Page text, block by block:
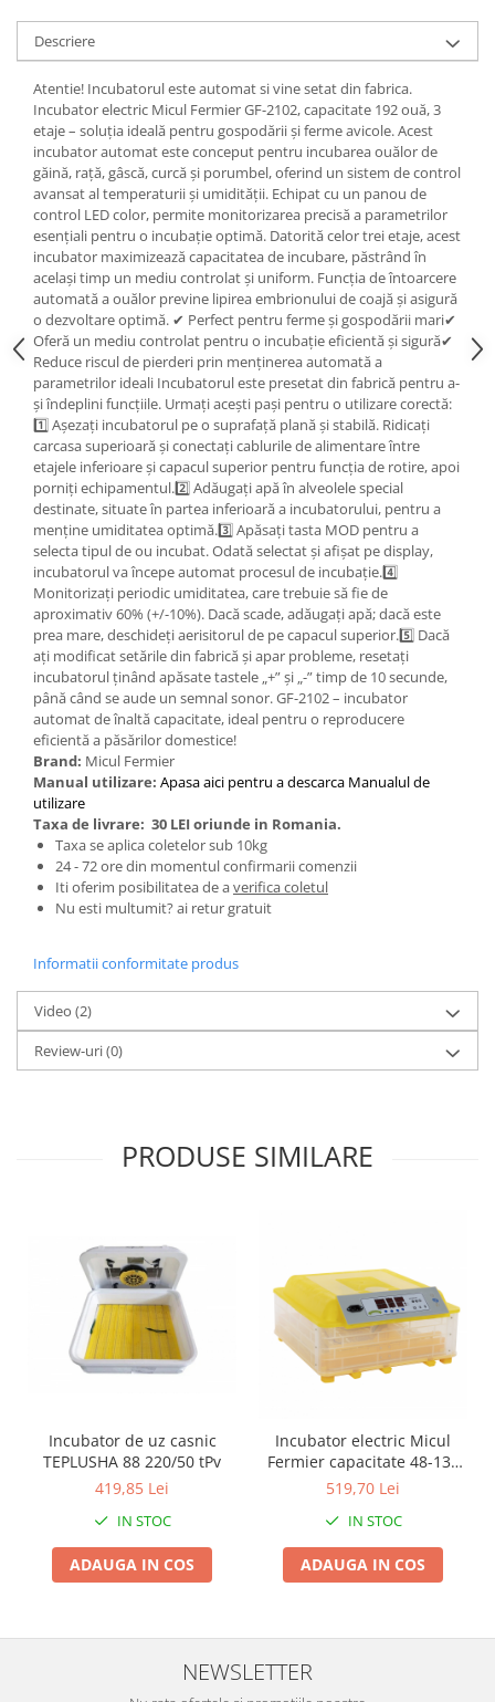
Zootehnie
Incubatoare, oparitoare si
deplumatoare
Echipamente pentru animale
Aparate de tuns animale
Piese si accesorii aparate de tuns
animale
Tarcuri animale
Semanatori
Masini batut stalpi si accesorii
Roabe & accesorii
Casute gradina si cutii depozitare
Mobilier gradina
Corturi, Prelate si plase de
umbrire
Lopeti zapada
Zdrobitoare si teascuri
Teascuri
Zdrobitoare electrice
Zdrobitoare electrice & manuale
Zdrobitoare manuale
Masini de cusut si accesorii
Articole antidaunatori gradina
Sere si solarii
Suflante si aspiratoare exterior
Unelte altoit
Unelte manuale de gradina -
Stropitori
Folie si plase pt plante
Masini batut stalpi
Pentru Casa si Camping
Aragaze, plite, piese butelii de
voiaj
Prelungitoare & cabluri electrice
Coliere plastic
Conectori/doze
Lanterne
Lumina de crestere pentru plante
Proiectoare & lampi de lucru
Veioze si Lampi
Cantarire
Descriere
Atentie! Incubatorul este automat si vine setat din fabrica.
Incubator electric Micul Fermier GF-2102, capacitate 192 ouă, 3
etaje – soluția ideală pentru gospodării și ferme avicole. Acest
incubator automat este conceput pentru incubarea ouălor de
găină, rață, gâscă, curcă și porumbel, oferind un sistem de control
avansat al temperaturii și umidității. Echipat cu un panou de
control LED color, permite monitorizarea precisă a parametrilor
esențiali pentru o incubație optimă. Datorită celor trei etaje, acest
incubator maximizează capacitatea de incubare, păstrând în
același timp un mediu controlat și uniform. Funcția de întoarcere
automată a ouălor previne lipirea embrionului de coajă și asigură
o dezvoltare optimă. ✔ Perfect pentru ferme și gospodării mari✔
Oferă un mediu controlat pentru o incubație eficientă și sigură✔
Reduce riscul de pierderi prin menținerea automată a
parametrilor ideali Incubatorul este presetat din fabrică pentru a-
și îndeplini funcțiile. Urmați acești pași pentru o utilizare corectă:
1️⃣ Așezați incubatorul pe o suprafață plană și stabilă. Ridicați
carcasa superioară și conectați cablurile de alimentare între
etajele inferioare și capacul superior pentru funcția de rotire, apoi
porniți echipamentul.2️⃣ Adăugați apă în alveolele special
destinate, situate în partea inferioară a incubatorului, pentru a
menține umiditatea optimă.3️⃣ Apăsați tasta MOD pentru a
selecta tipul de ou incubat. Odată selectat și afișat pe display,
incubatorul va începe automat procesul de incubație.4️⃣
Monitorizați periodic umiditatea, care trebuie să fie de
aproximativ 60% (+/-10%). Dacă scade, adăugați apă; dacă este
prea mare, deschideți aerisitorul de pe capacul superior.5️⃣ Dacă
ați modificat setările din fabrică și apar probleme, resetați
incubatorul ținând apăsate tastele „+” și „-” timp de 10 secunde,
până când se aude un semnal sonor. GF-2102 – incubator
automat de înaltă capacitate, ideal pentru o reproducere
eficientă a păsărilor domestice!
Brand: Micul Fermier
Manual utilizare: Apasa aici pentru a descarca Manualul de
utilizare
Taxa de livrare: 30 LEI oriunde in Romania.
Taxa se aplica coletelor sub 10kg
24 - 72 ore din momentul confirmarii comenzii
Iti oferim posibilitatea de averifica coletul
Nu esti multumit? ai retur gratuit
Informatii conformitate produs
Video (2)
Review-uri(0)
PRODUSE SIMILARE
Incubator de uz casnic
TEPLUSHA 88 220/50 tPv
419,85 Lei
IN STOC
ADAUGA IN COS
Incubator electric Micul
Fermier capacitate 48-132
oua
519,70 Lei
IN STOC
ADAUGA IN COS
NEWSLETTER